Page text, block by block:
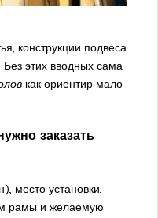
конструкции подвеса
этих вводных сама
как ориентир мало
заказать
место установки,
рамы и желаемую